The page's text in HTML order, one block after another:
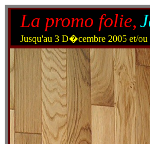
La promo folie,
Jusqu'au 3 D�cembre 2005 et/ou